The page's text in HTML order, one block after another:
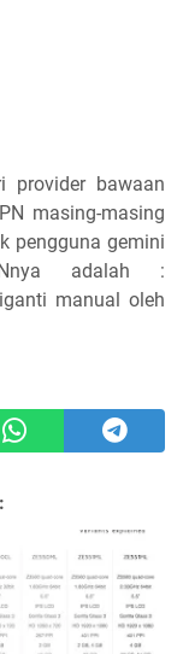
provider bawaan
masing-masing
pengguna gemini
adalah :
manual oleh